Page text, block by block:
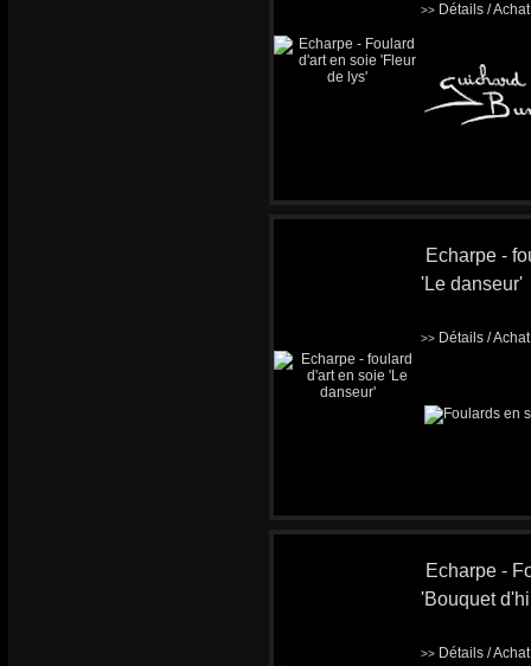
>> Détails /
Echarpe -
'Le danseur'
>> Détails /
Echarpe -
'Bouquet
>> Détails /